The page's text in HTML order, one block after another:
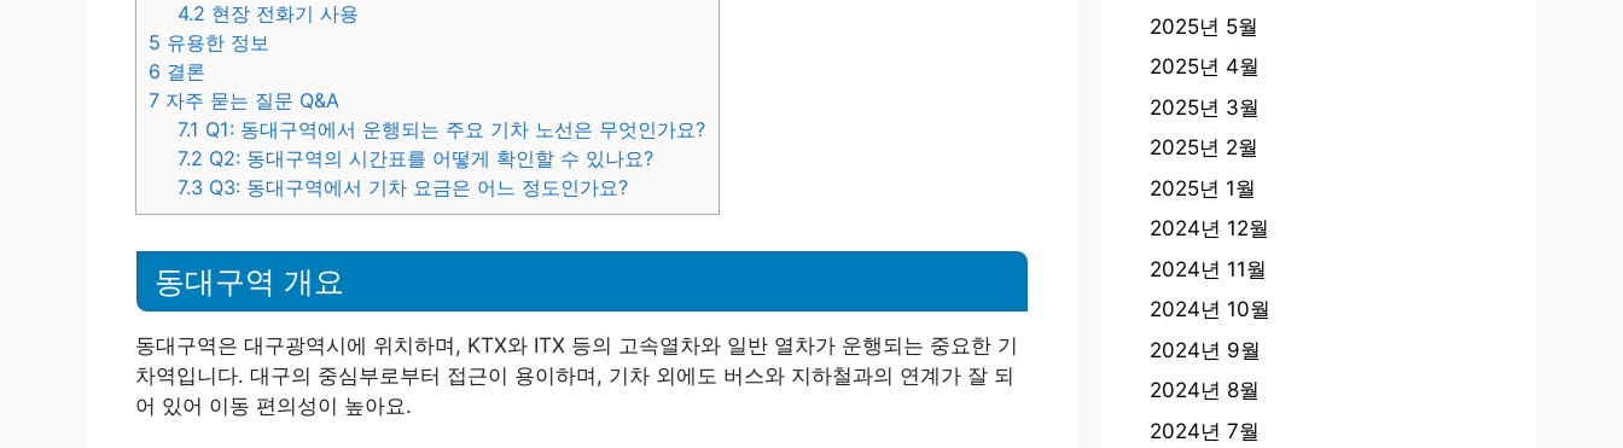
4.2 현장 전화기 사용
5 유용한 정보
6 결론
7 자주 묻는 질문 Q&A
7.1 Q1: 동대구역에서 운행되는 주요 기차 노선은 무엇인가요?
7.2 Q2: 동대구역의 시간표를 어떻게 확인할 수 있나요?
7.3 Q3: 동대구역에서 기차 요금은 어느 정도인가요?
동대구역 개요
동대구역은 대구광역시에 위치하며, KTX와 ITX 등의 고속열차와 일반 열차가 운행되는 중요한 기
차역입니다. 대구의 중심부로부터 접근이 용이하며, 기차 외에도 버스와 지하철과의 연계가 잘 되
어 있어 이동 편의성이 높아요.
2025년 5월
2025년 4월
2025년 3월
2025년 2월
2025년 1월
2024년 12월
2024년 11월
2024년 10월
2024년 9월
2024년 8월
2024년 7월